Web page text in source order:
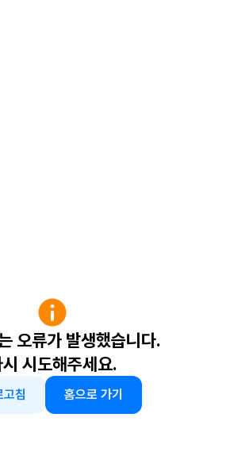
오류가 발생했습니다.
시 시도해주세요.
고침 홈으로 가기